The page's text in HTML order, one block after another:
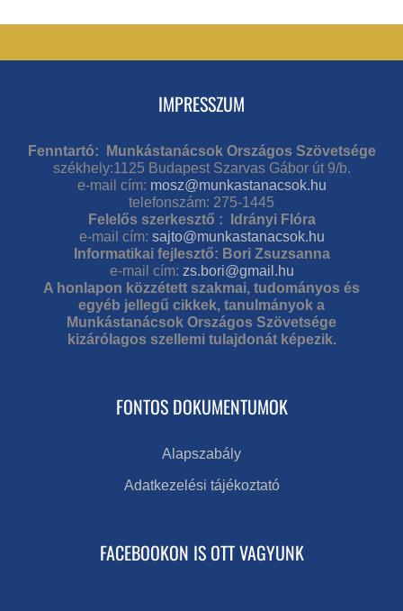
IMPRESSZUM
Fenntartó: Munkástanácsok Országos Szövetsége
székhely:1125 Budapest Szarvas Gábor út 9/b.
e-mail cím: mosz@munkastanacsok.hu
telefonszám: 275-1445
Felelős szerkesztő : Idrányi Flóra
e-mail cím: sajto@munkastanacsok.hu
Informatikai fejlesztő: Bori Zsuzsanna
e-mail cím: zs.bori@gmail.hu
A honlapon közzétett szakmai, tudományos és
egyéb jellegű cikkek, tanulmányok a
Munkástanácsok Országos Szövetsége
kizárólagos szellemi tulajdonát képezik.
FONTOS DOKUMENTUMOK
Alapszabály
Adatkezelési tájékoztató
FACEBOOKON IS OTT VAGYUNK